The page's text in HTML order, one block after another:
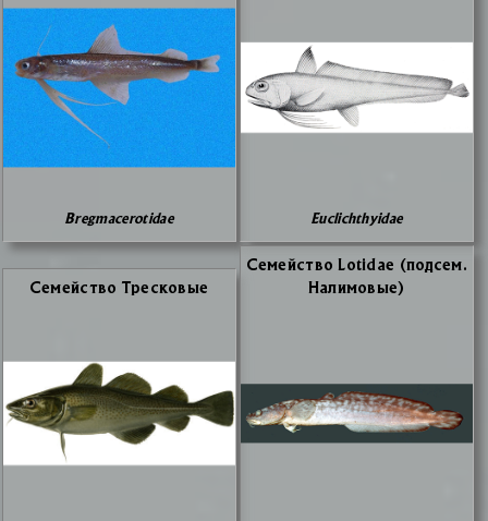
Bregmacerotidae Euclichthyidae
Се­мей­ство Трес­ко­вые
Се­мей­ство Lotidae (под­сем.
На­ли­мо­вые)